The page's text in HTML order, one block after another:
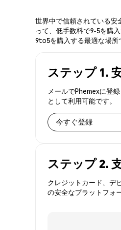
世界中で信頼されている安
って、低手数料で9-5を購
9to5を購入する最適な場所
ステップ 1.
メールでPhemexに登
として利用可能です。
今すぐ登録
ステップ 2.
クレジットカード、デ
の安全なプラットフォ